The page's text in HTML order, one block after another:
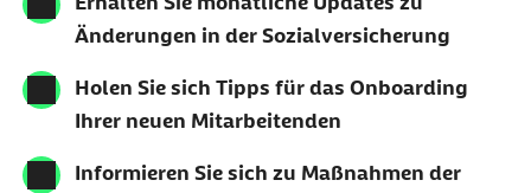
Änderungen in der Sozialversicherung
Holen Sie sich Tipps für das Onboarding
Ihrer neuen Mitarbeitenden
Informieren Sie sich zu Maßnahmen der